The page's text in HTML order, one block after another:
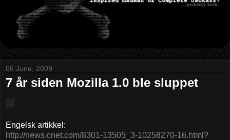
06 June, 2009
7 år siden Mozilla 1.0 ble sluppet
Engelsk artikkel:
http://news.cnet.com/8301-13505_3-10258270-16.html?